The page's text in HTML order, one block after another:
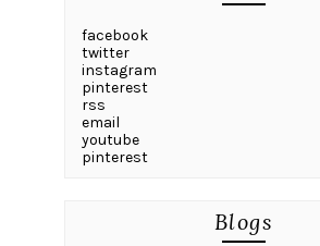
facebook
twitter
instagram
pinterest
rss
email
youtube
pinterest
Blogs